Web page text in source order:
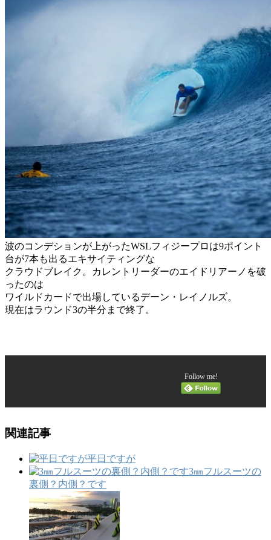
波のコンデションが上がったWSLフィジープロは9ポイント
台が7本も出るエキサイティングな
クラウドブレイク。カレントリーダーのエイドリアーノを破
ったのは
ワイルドカードで出場しているデーン・レイノルズ。
現在はラウンド3の半分まで終了。
Follow me!
関連記事
平日ですが
3㎜フルスーツの
裏側？内側？です